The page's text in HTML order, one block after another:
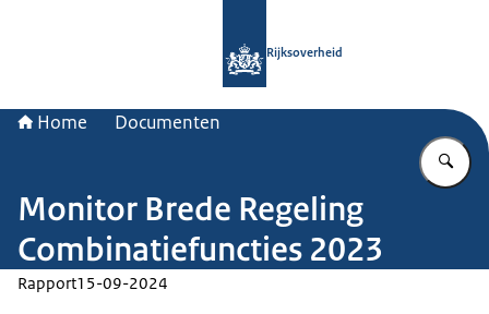
Rijksoverheid
Home Documenten
Monitor Brede Regeling
Combinatiefuncties 2023
Rapport15-09-2024